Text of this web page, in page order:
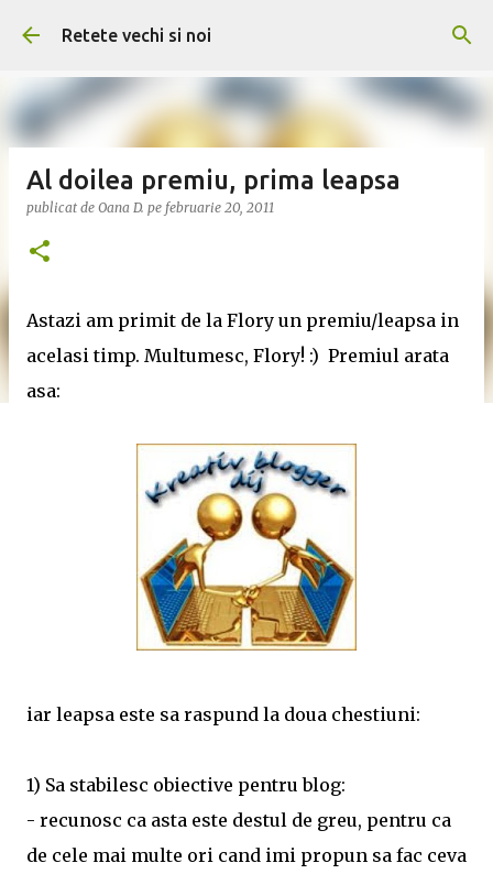
Treceți la conținutul principal
Retete vechi si noi
Al doilea premiu, prima leapsa
publicat de Oana D. pe februarie 20, 2011
Astazi am primit de la Flory un premiu/leapsa in
acelasi timp. Multumesc, Flory! :) Premiul arata
asa:
iar leapsa este sa raspund la doua chestiuni:
1) Sa stabilesc obiective pentru blog:
- recunosc ca asta este destul de greu, pentru ca
de cele mai multe ori cand imi propun sa fac ceva